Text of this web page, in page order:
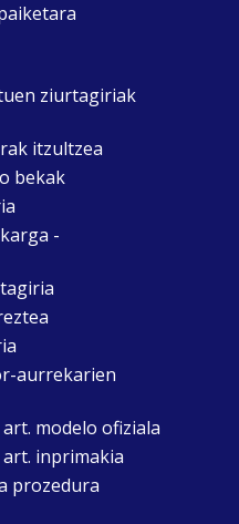
ziurtagiriak
itzultzea
bekak
-
aurrekarien
modelo ofiziala
inprimakia
prozedura